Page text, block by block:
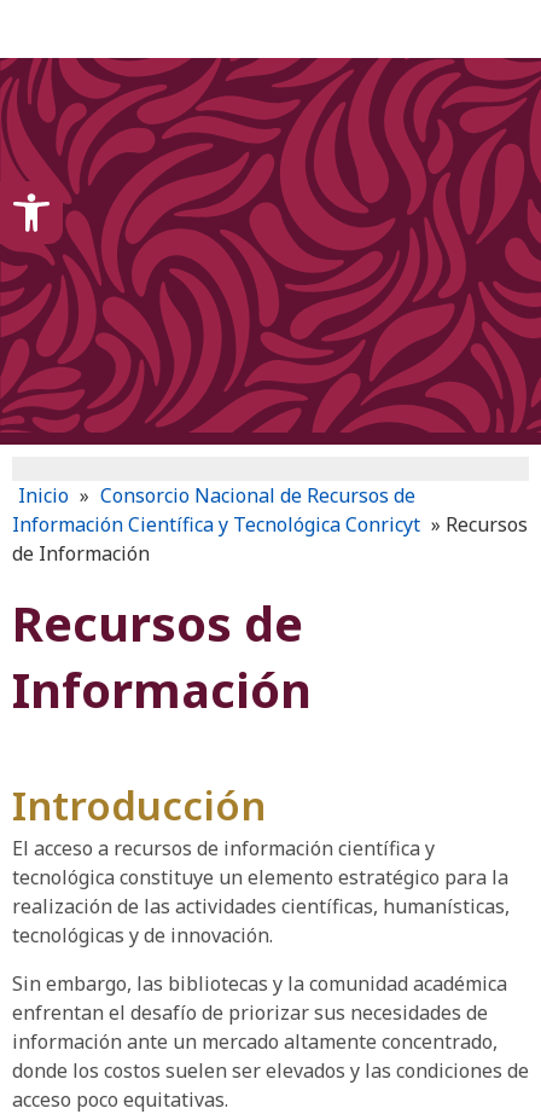
Inicio » Consorcio Nacional de Recursos de
Información Científica y Tecnológica Conricyt » Recursos
de Información
Recursos de
Información
Introducción
El acceso a recursos de información científica y
tecnológica constituye un elemento estratégico para la
realización de las actividades científicas, humanísticas,
tecnológicas y de innovación.
Sin embargo, las bibliotecas y la comunidad académica
enfrentan el desafío de priorizar sus necesidades de
información ante un mercado altamente concentrado,
donde los costos suelen ser elevados y las condiciones de
acceso poco equitativas.
Open toolbar